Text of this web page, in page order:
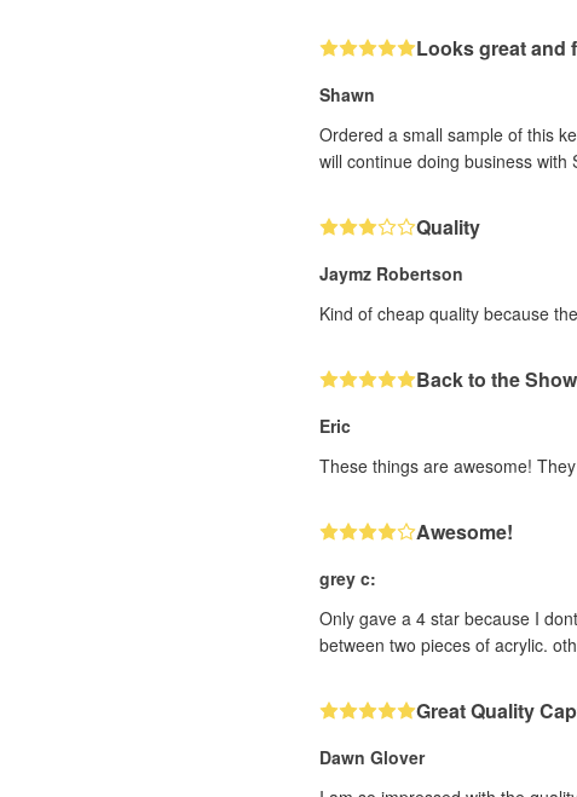
Looks great and
Shawn
Ordered a small sample of this
will continue doing business with
Quality
Jaymz Robertson
Kind of cheap quality because
Back to the
Eric
These things are awesome!
Awesome!
grey c:
Only gave a 4 star because I
between two pieces of acrylic.
Great Quality
Dawn Glover